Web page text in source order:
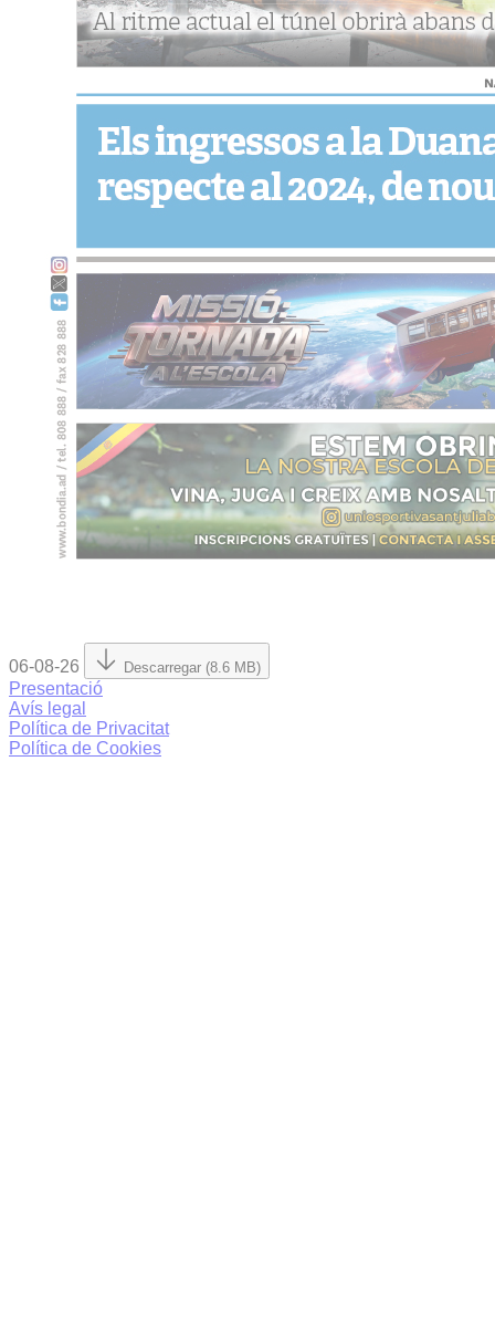
06-08-26 Descarregar (8.6 MB)
Presentació
Avís legal
Política de Privacitat
Política de Cookies